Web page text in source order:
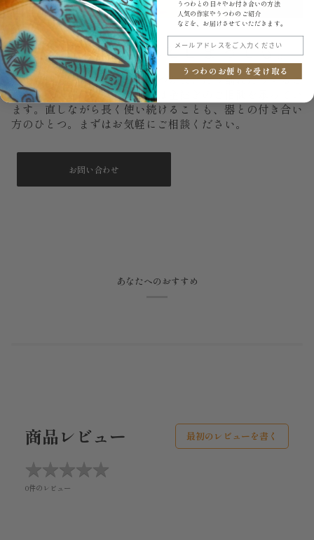
もし、いつか割れてしまっても。
大切に使っていても、器はいつか欠けたり割れたりするこ
とがあります。うつわ御結では金継ぎのご相談を承ってい
ます。直しながら長く使い続けることも、器との付き合い
方のひとつ。まずはお気軽にご相談ください。
お問い合わせ
あなたへのおすすめ
商品レビュー 最初のレビューを書く
★★★★★
★★★★★
0件のレビュー
うつわとの日々やお付き合いの方法
人気の作家やうつわのご紹介
などを、お届けさせていただきます。
うつわのお便りを受け取る